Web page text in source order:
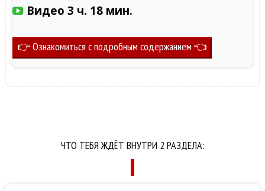
Видео 3 ч. 18 мин.
👉 Ознакомиться с подробным содержанием 👈
ЧТО ТЕБЯ ЖДЁТ ВНУТРИ 2 РАЗДЕЛА: